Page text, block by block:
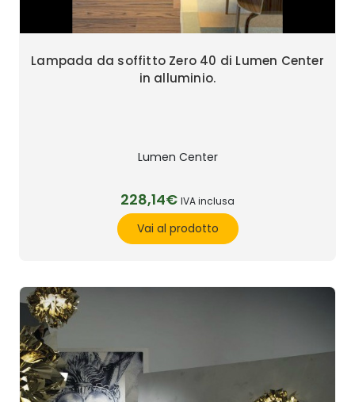
Lampada da soffitto Zero 40 di Lumen Center
in alluminio.
Lumen Center
228,14€ IVA inclusa
Vai al prodotto